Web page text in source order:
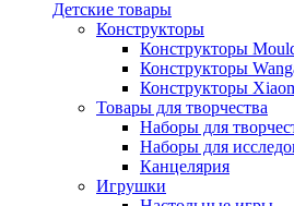
Детские товары
Конструкторы
Конструкторы
Конструкторы
Конструкторы
Товары для творчества
Наборы для
Наборы для
Канцелярия
Игрушки